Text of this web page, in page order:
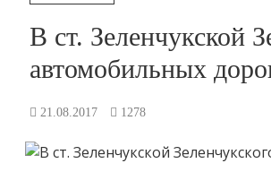
В ст. Зеленчукской
автомобильных
21.08.2017 1278